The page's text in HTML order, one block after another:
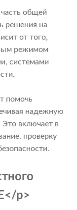
общей
решения на
от того,
режимом
системами
помочь
надежную
Это включает в
проверку
p>